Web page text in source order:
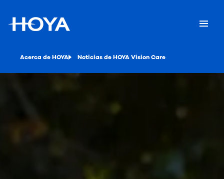
Acerca de HOYA Noticias de HOYA Vision Care